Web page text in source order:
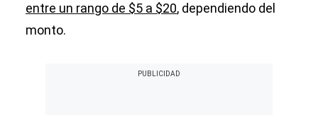
entre un rango de $5 a $20, dependiendo del
monto.